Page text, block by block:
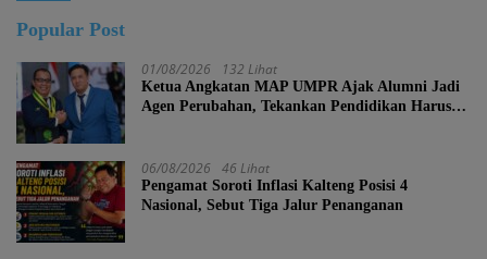
Popular Post
01/08/2026 132 Lihat
Ketua Angkatan MAP UMPR Ajak Alumni Jadi
Agen Perubahan, Tekankan Pendidikan Harus
06/08/2026 46 Lihat
Pengamat Soroti Inflasi Kalteng Posisi 4
Nasional, Sebut Tiga Jalur Penanganan